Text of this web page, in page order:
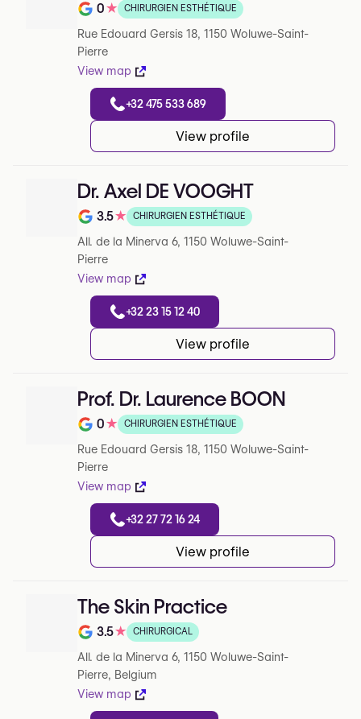
Note de 0 sur 5 sur Google
0★ CHIRURGIEN ESTHÉTIQUE
Rue Edouard Gersis 18, 1150 Woluwe-Saint-
Pierre
View map
+32 475 533 689
View profile
Dr. Axel DE VOOGHT
Note de 3.5 sur 5 sur Google
3.5★ CHIRURGIEN ESTHÉTIQUE
All. de la Minerva 6, 1150 Woluwe-Saint-
Pierre
View map
+32 23 15 12 40
View profile
Prof. Dr. Laurence BOON
Note de 0 sur 5 sur Google
0★ CHIRURGIEN ESTHÉTIQUE
Rue Edouard Gersis 18, 1150 Woluwe-Saint-
Pierre
View map
+32 27 72 16 24
View profile
The Skin Practice
Note de 3.5 sur 5 sur Google
3.5★ CHIRURGICAL
All. de la Minerva 6, 1150 Woluwe-Saint-
Pierre, Belgium
View map